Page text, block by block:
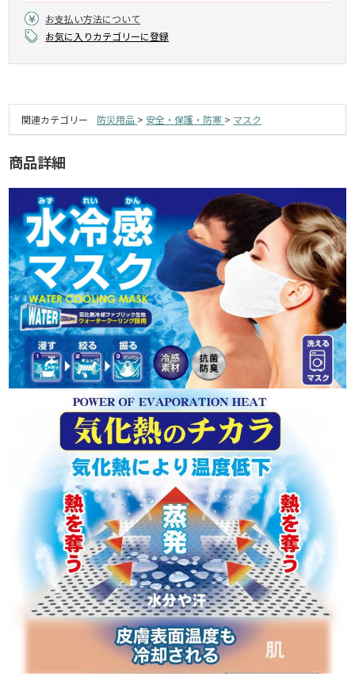
お支払い方法について
お気に入りカテゴリーに登録
関連カテゴリー 防災用品 > 安全・保護・防寒 > マスク
商品詳細